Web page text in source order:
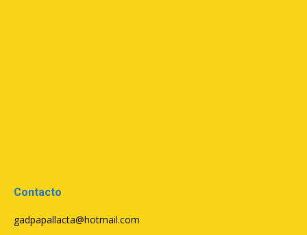
Contacto
gadpapallacta@hotmail.com